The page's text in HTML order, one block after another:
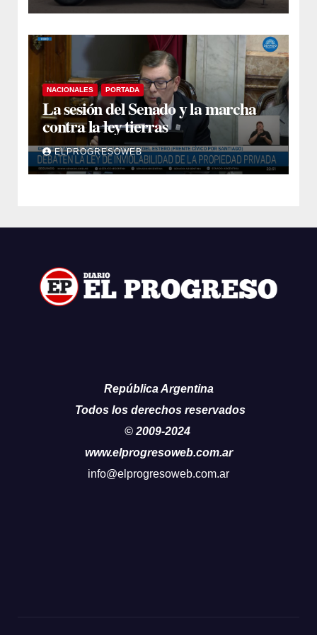
NACIONALES PORTADA
La sesión del Senado y la marcha
contra la ley tierras
ELPROGRESOWEB
República Argentina
Todos los derechos reservados
© 2009-2024
www.elprogresoweb.com.ar
info@elprogresoweb.com.ar